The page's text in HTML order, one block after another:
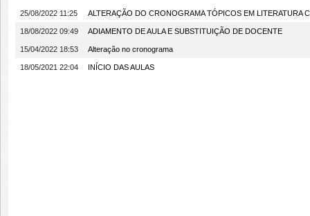
25/08/2022 11:25 ALTERAÇÃO DO CRONOGRAMA TÓPICOS EM LITERATURA
18/08/2022 09:49 ADIAMENTO DE AULA E SUBSTITUIÇÃO DE DOCENTE
15/04/2022 18:53 Alteração no cronograma
18/05/2021 22:04 INÍCIO DAS AULAS